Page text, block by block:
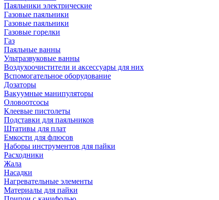
Паяльники электрические
Газовые паяльники
Газовые паяльники
Газовые горелки
Газ
Паяльные ванны
Ультразвуковые ванны
Воздухоочистители и аксессуары для них
Вспомогательное оборудование
Дозаторы
Вакуумные манипуляторы
Оловоотсосы
Клеевые пистолеты
Подставки для паяльников
Штативы для плат
Емкости для флюсов
Наборы инструментов для пайки
Расходники
Жала
Насадки
Нагревательные элементы
Материалы для пайки